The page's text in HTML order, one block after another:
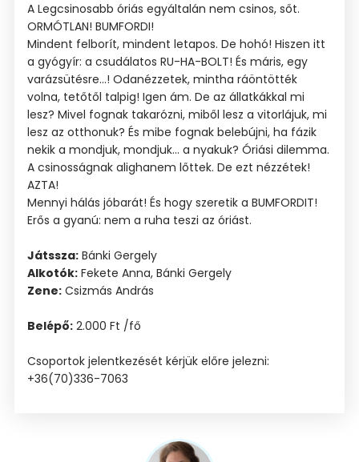
A Legcsinosabb óriás egyáltalán nem csinos, sőt.
ORMÓTLAN! BUMFORDI!
Mindent felborít, mindent letapos. De hohó! Hiszen itt
a gyógyír: a csudálatos RU-HA-BOLT! És máris, egy
varázsütésre...! Odanézzetek, mintha ráöntötték
volna, tetőtől talpig! Igen ám. De az állatkákkal mi
lesz? Mivel fognak takarózni, miből lesz a vitorlájuk, mi
lesz az otthonuk? És mibe fognak belebújni, ha fázik
nekik a mondjuk, mondjuk... a nyakuk? Óriási dilemma.
A csinosságnak alighanem lőttek. De ezt nézzétek!
AZTA!
Mennyi hálás jóbarát! És hogy szeretik a BUMFORDIT!
Erős a gyanú: nem a ruha teszi az óriást.
Játssza:Bánki Gergely
Alkotók:Fekete Anna, Bánki Gergely
Zene:Csizmás András
Belépő:2.000 Ft /fő
Csoportok jelentkezését kérjük előre jelezni:
+36(70)336-7063